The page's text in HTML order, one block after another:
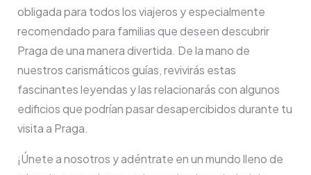
obligada para todos los viajeros y especialmente
recomendado para familias que deseen descubrir
Praga de una manera divertida. De la mano de
nuestros carismáticos guías, revivirás estas
fascinantes leyendas y las relacionarás con algunos
edificios que podrían pasar desapercibidos durante tu
visita a Praga.
¡Únete a nosotros y adéntrate en un mundo lleno de